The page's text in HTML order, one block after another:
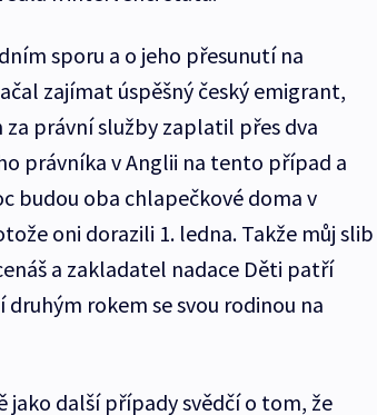
sporu a o jeho přesunutí na
zajímat úspěšný český emigrant,
právní služby zaplatil přes dva
právníka v Anglii na tento případ a
budou oba chlapečkové doma v
oni dorazili 1. ledna. Takže můj slib
a zakladatel nadace Děti patří
rokem se svou rodinou na
další případy svědčí o tom, že